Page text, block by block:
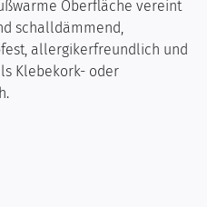
Oberfläche vereint
schalldämmend,
allergikerfreundlich und
Klebekork- oder